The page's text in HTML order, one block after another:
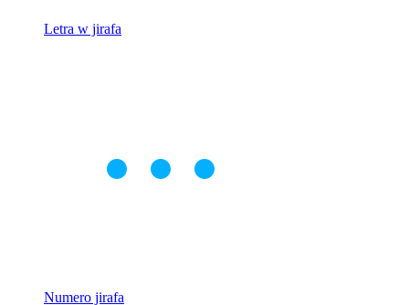
Letra w jirafa
Numero jirafa